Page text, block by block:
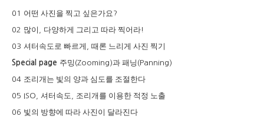
01 어떤 사진을 찍고 싶은가요 ?
02 많이 다양하게 그리고 따라 찍어라!
03 셔터속도로 빠르게 때론 느리게 사진 찍기
Special page 주밍 (Zooming)과 패닝 (Panning)
04 조리개는 빛의 양과 심도를 조절한다
05 ISO, 셔터속도 조리개를 이용한 적정 노출
06 빛의 방향에 따라 사진이 달라진다